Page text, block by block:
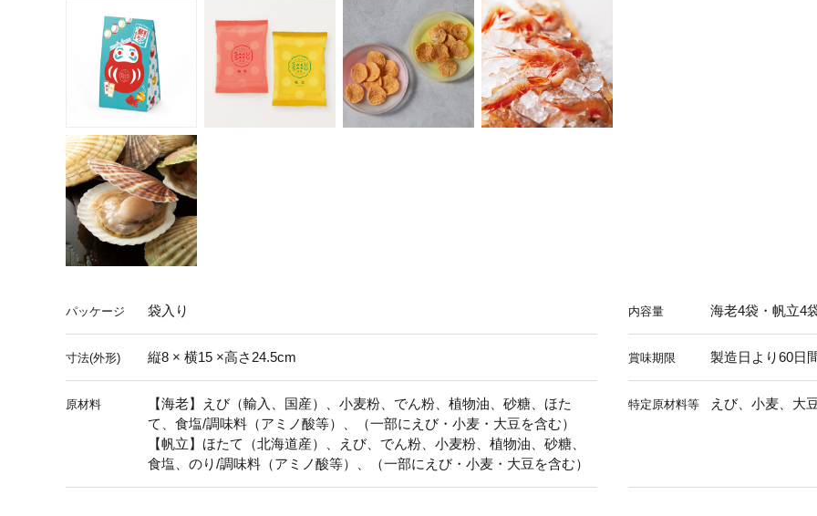
パッケージ 袋入り 内容量 海老4袋・帆立4
寸法(外形) 縦8 × 横15 ×高さ24.5cm 賞味期限 製造日より60日
原材料
【海老】えび（輸入、国産）、小麦粉、でん粉、植物油、砂糖、ほた
て、食塩/調味料（アミノ酸等）、（一部にえび・小麦・大豆を含む）
【帆立】ほたて（北海道産）、えび、でん粉、小麦粉、植物油、砂糖、
食塩、のり/調味料（アミノ酸等）、（一部にえび・小麦・大豆を含む）
特定原材料等 えび、小麦、大